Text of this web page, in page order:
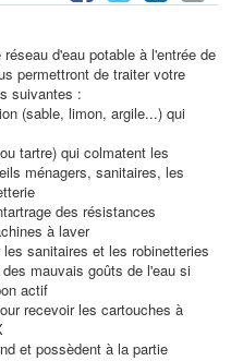
d'eau potable à l'entrée de
permettront de traiter votre
suivantes :
(sable, limon, argile...) qui
tartre) qui colmatent les
ménagers, sanitaires, les
des résistances
à laver
sanitaires et les robinetteries
mauvais goûts de l'eau si
actif
recevoir les cartouches à
et possèdent à la partie